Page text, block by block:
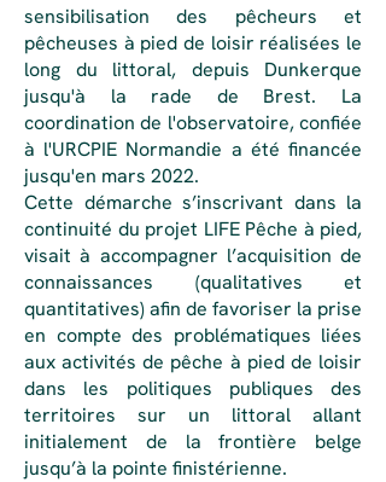
sensibilisation des pêcheurs et
pêcheuses à pied de loisir réalisées le
long du littoral, depuis Dunkerque
jusqu'à la rade de Brest. La
coordination de l'observatoire, confiée
à l'URCPIE Normandie a été financée
jusqu'en mars 2022.
Cette démarche s’inscrivant dans la
continuité du projet LIFE Pêche à pied,
visait à accompagner l’acquisition de
connaissances (qualitatives et
quantitatives) afin de favoriser la prise
en compte des problématiques liées
aux activités de pêche à pied de loisir
dans les politiques publiques des
territoires sur un littoral allant
initialement de la frontière belge
jusqu’à la pointe finistérienne.